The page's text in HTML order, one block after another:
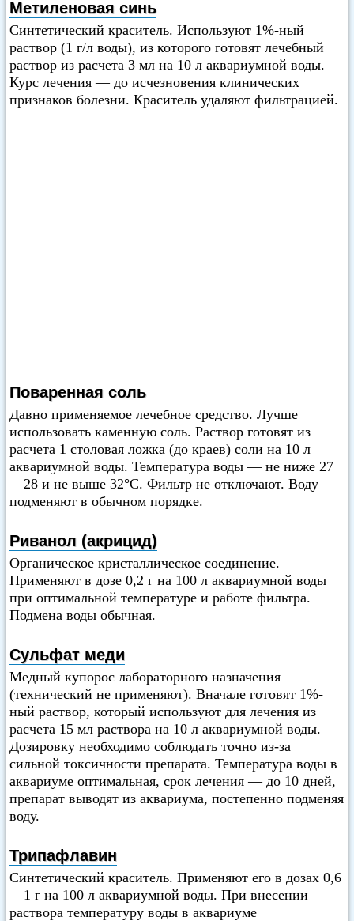
Метиленовая синь
Синтетический краситель. Используют 1%-ный
раствор (1 г/л воды), из которого готовят лечебный
раствор из расчета 3 мл на 10 л аквариумной воды.
Курс лечения — до исчезновения клинических
признаков болезни. Краситель удаляют фильтрацией.
Поваренная соль
Давно применяемое лечебное средство. Лучше
использовать каменную соль. Раствор готовят из
расчета 1 столовая ложка (до краев) соли на 10 л
аквариумной воды. Температура воды — не ниже 27
—28 и не выше 32°C. Фильтр не отключают. Воду
подменяют в обычном порядке.
Риванол (акрицид)
Органическое кристаллическое соединение.
Применяют в дозе 0,2 г на 100 л аквариумной воды
при оптимальной температуре и работе фильтра.
Подмена воды обычная.
Сульфат меди
Медный купорос лабораторного назначения
(технический не применяют). Вначале готовят 1%-
ный раствор, который используют для лечения из
расчета 15 мл раствора на 10 л аквариумной воды.
Дозировку необходимо соблюдать точно из-за
сильной токсичности препарата. Температура воды в
аквариуме оптимальная, срок лечения — до 10 дней,
препарат выводят из аквариума, постепенно подменяя
воду.
Трипафлавин
Синтетический краситель. Применяют его в дозах 0,6
—1 г на 100 л аквариумной воды. При внесении
раствора температуру воды в аквариуме